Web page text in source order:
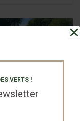
VERTS !